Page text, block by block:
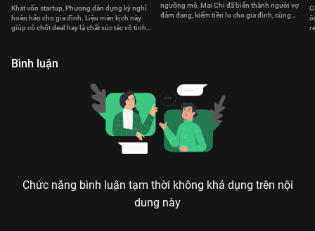
Khát vốn startup, Phương dàn dựng kỳ nghỉ
hoàn hảo cho gia đình. Liệu màn kịch này
giúp cô chốt deal hay là chất xúc tác vô tình
ngưỡng mộ, Mai Chi đã biến thành người vợ
đảm đang, kiếm tiền lo cho gia đình, cùng
Bình luận
Chức năng bình luận tạm thời không khả dụng trên nội
dung này